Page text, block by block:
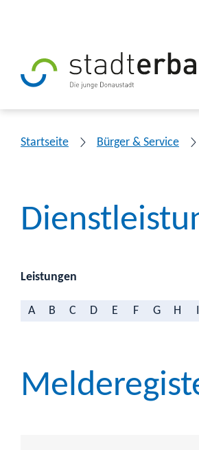
Startseite Bürger & Service
Leistungen
A B C D E F G H